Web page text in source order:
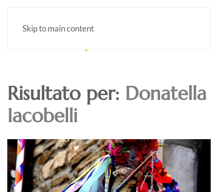
Skip to main content
Risultato per: Donatella
Iacobelli